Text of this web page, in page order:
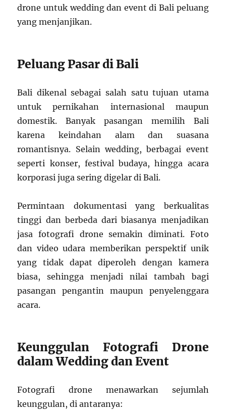
drone untuk wedding dan event di Bali peluang
yang menjanjikan.
Peluang Pasar di Bali
Bali dikenal sebagai salah satu tujuan utama
untuk pernikahan internasional maupun
domestik. Banyak pasangan memilih Bali
karena keindahan alam dan suasana
romantisnya. Selain wedding, berbagai event
seperti konser, festival budaya, hingga acara
korporasi juga sering digelar di Bali.
Permintaan dokumentasi yang berkualitas
tinggi dan berbeda dari biasanya menjadikan
jasa fotografi drone semakin diminati. Foto
dan video udara memberikan perspektif unik
yang tidak dapat diperoleh dengan kamera
biasa, sehingga menjadi nilai tambah bagi
pasangan pengantin maupun penyelenggara
acara.
Keunggulan Fotografi Drone
dalam Wedding dan Event
Fotografi drone menawarkan sejumlah
keunggulan, di antaranya: